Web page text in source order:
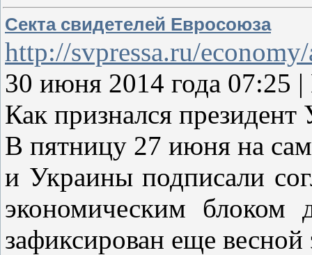
Секта свидетелей Евросоюза
http://svpressa.ru/
30 июня 2014 года 07:25
Как признался
В пятницу 27 июня на
и Украины подписали
экономическим
зафиксирован еще весной